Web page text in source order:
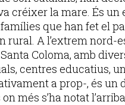
créixer la mare. És un
que han fet el
rural. A l’extrem nord-
Coloma, amb
centres educatius,
a prop-, és un
més s’ha notat